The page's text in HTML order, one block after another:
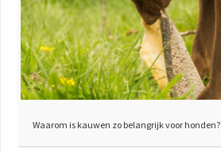
Waarom is kauwen zo belangrijk voor honden?